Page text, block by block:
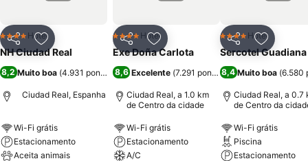
PartilharAdicionar aos favoritos
4 EstrelasHotel
NH Ciudad Real
8,2 Muito boa (4.931 pontuações)
Ciudad Real, Espanha
Wi-Fi grátis
Estacionamento
Aceita animais
PartilharAdicionar aos favoritos
4 EstrelasHotel
Exe Doña Carlota
8,6 Excelente (7.291 pontuações)
Ciudad Real, a 1.0 km
de Centro da cidade
Wi-Fi grátis
Estacionamento
A/C
Partilhar
4 EstrelasHotel
Sercotel Guadiana
8,4Muito boa (6.580
Ciudad Real, a 0.7
de Centro da
Wi-Fi grátis
Piscina
Estacionamento